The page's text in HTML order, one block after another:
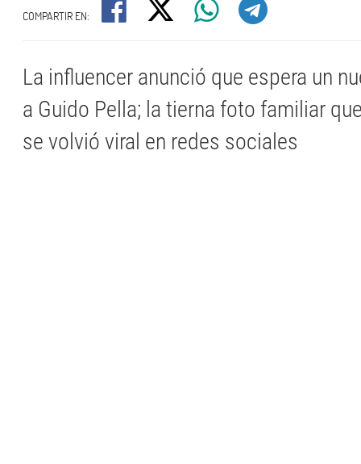
COMPARTIR EN:
La influencer anunció que espera un
a Guido Pella; la tierna foto familiar
se volvió viral en redes sociales